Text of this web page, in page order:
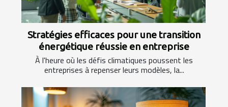
Stratégies efficaces pour une transition
énergétique réussie en entreprise
À l'heure où les défis climatiques poussent les
entreprises à repenser leurs modèles, la...